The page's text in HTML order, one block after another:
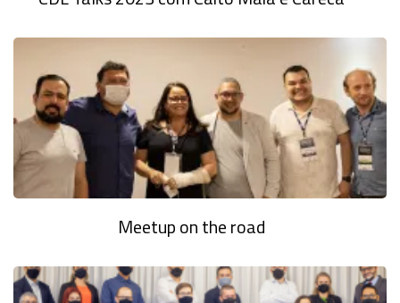
Meetup on the road